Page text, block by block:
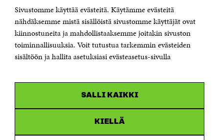
Sivustomme käyttää evästeitä. Käytämme evästeitä
nähdäksemme mistä sisällöistä sivustomme käyttäjät ovat
kiinnostuneita ja mahdollistaaksemme joitakin sivuston
toiminnallisuuksia. Voit tutustua tarkemmin evästeiden
sisältöön ja hallita asetuksiasi evästeasetus-sivulla
SALLI KAIKKI
KIELLÄ
KONTAKTA OSS
Jubileumsfonden för Finlands självständighet Sitra
Östersjögatan 11–13, PB 160,
00181 Helsingfors
Öppnas